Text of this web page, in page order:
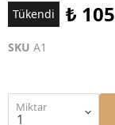
Tükendi ₺
SKU A1
Miktar